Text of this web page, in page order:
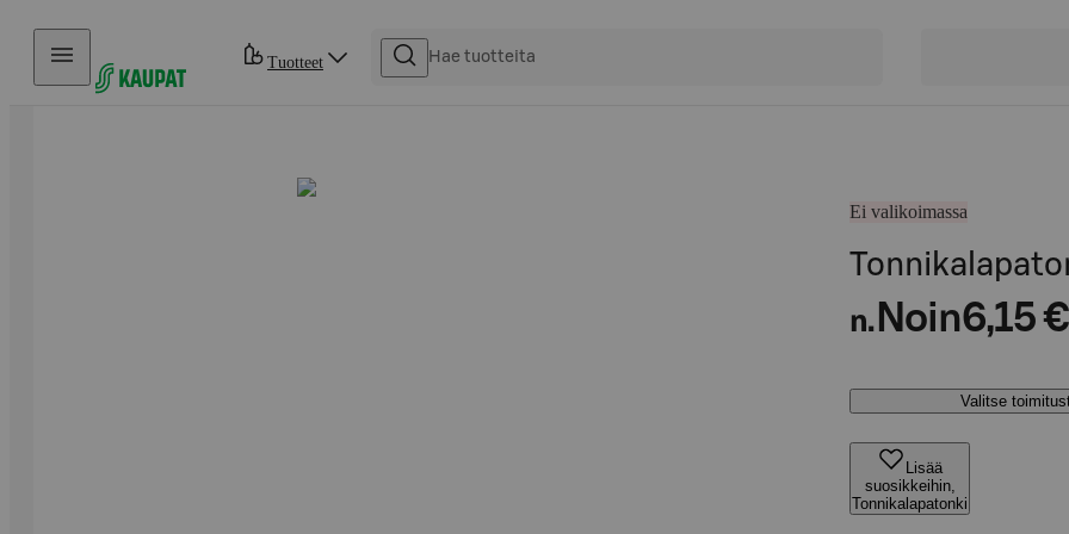
Hyppää sisältöön
Tuotteet
Ei valikoimassa
n. Noin6,15 €
Valitse
Lisää
suosikkeihin,
Tonnikalapatonki